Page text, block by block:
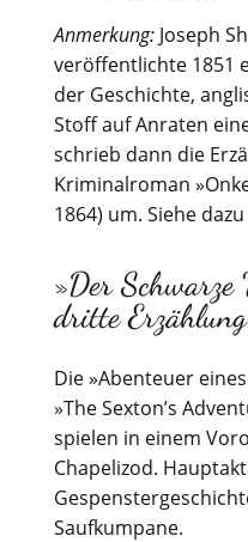
Anmerkung:Joseph
veröffentlichte 1851
der Geschichte,
Stoff auf Anraten
schrieb dann die
Kriminalroman
1864) um. Siehe
»Der
dritte Erzählung
Die»Abenteuer
»The Sexton’s
spielen in einem
Chapelizod.
Saufkumpane.